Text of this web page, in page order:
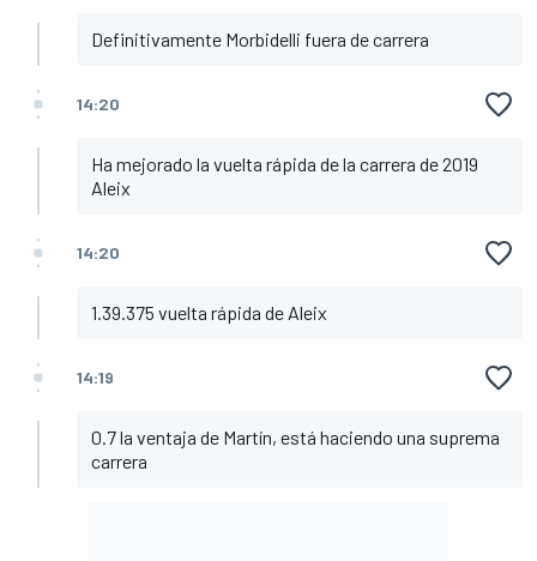
Definitivamente Morbidelli fuera de carrera
14:20
Ha mejorado la vuelta rápida de la carrera de 2019
Aleix
14:20
1.39.375 vuelta rápida de Aleix
14:19
0.7 la ventaja de Martín, está haciendo una suprema
carrera